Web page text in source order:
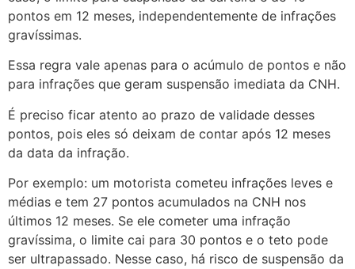
pontos em 12 meses, independentemente de infrações
gravíssimas.
Essa regra vale apenas para o acúmulo de pontos e não
para infrações que geram suspensão imediata da CNH.
É preciso ficar atento ao prazo de validade desses
pontos, pois eles só deixam de contar após 12 meses
da data da infração.
Por exemplo: um motorista cometeu infrações leves e
médias e tem 27 pontos acumulados na CNH nos
últimos 12 meses. Se ele cometer uma infração
gravíssima, o limite cai para 30 pontos e o teto pode
ser ultrapassado. Nesse caso, há risco de suspensão da